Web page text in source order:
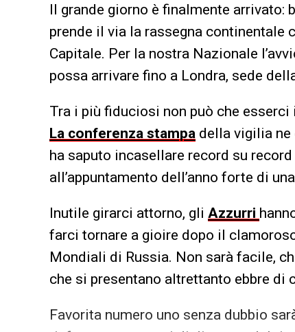
Il grande giorno è finalmente arrivato:
prende il via la rassegna continentale
Capitale. Per la nostra Nazionale
possa arrivare fino a Londra, sede
Tra i più fiduciosi non può che
La conferenza stampa della vigilia ne
ha saputo incasellare record su
all’appuntamento dell’anno forte di
Inutile girarci attorno, gli Azzurri
farci tornare a gioire dopo il
Mondiali di Russia. Non sarà facile,
che si presentano altrettanto ebbre di
Favorita numero uno senza dubbio